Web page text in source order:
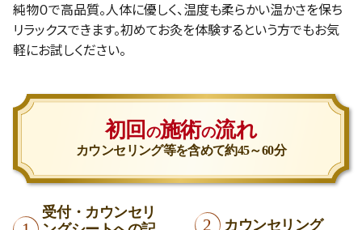
純物０で高品質。人体に優しく、温度も柔らかい温かさを保ち
リラックスできます。初めてお灸を体験するという方でもお気
軽にお試しください。
初回 の施術の流れ
カウンセリング等を含めて約45～60分
受付・カウンセリ
カウンセリング